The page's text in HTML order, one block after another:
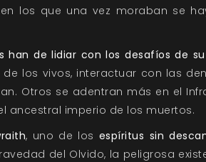
los que una vez moraban se
han de lidiar con los desafíos de
los vivos, interactuar con las
Otros se adentran más en el
ancestral imperio de los muertos.
, uno de los espíritus sin
del Olvido, la peligrosa